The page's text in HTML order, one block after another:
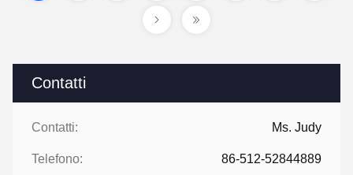
Contatti
Contatti: Ms. Judy
Telefono: 86-512-52844889